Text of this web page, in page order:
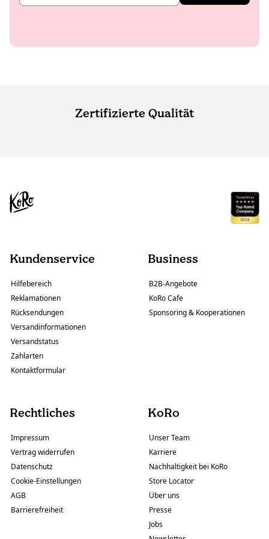
Zertifizierte Qualität
Kundenservice
Hilfebereich
Reklamationen
Rücksendungen
Versandinformationen
Versandstatus
Zahlarten
Kontaktformular
Business
B2B-Angebote
KoRo Cafe
Sponsoring & Kooperationen
Rechtliches
Impressum
Vertrag widerrufen
Datenschutz
Cookie-Einstellungen
AGB
Barrierefreiheit
KoRo
Unser Team
Karriere
Nachhaltigkeit bei KoRo
Store Locator
Über uns
Presse
Jobs